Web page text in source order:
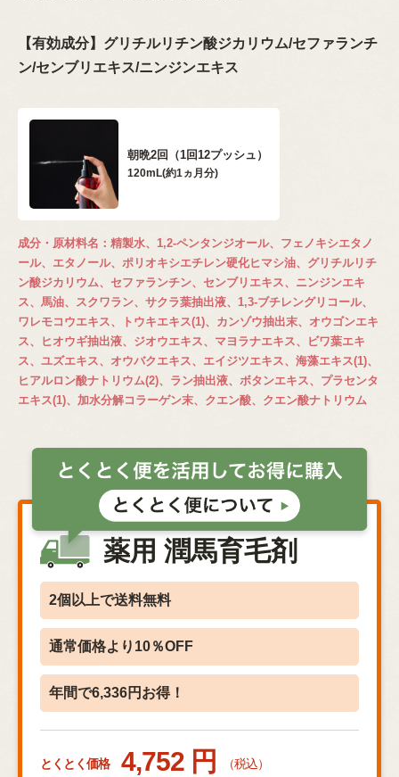
【有効成分】グリチルリチン酸ジカリウム/セファランチ
ン/センブリエキス/ニンジンエキス
朝晩2回（1回12プッシュ）
120mL(約1ヵ月分)
成分・原材料名：精製水、1,2-ペンタンジオール、フェノキシエタノ
ール、エタノール、ポリオキシエチレン硬化ヒマシ油、グリチルリチ
ン酸ジカリウム、セファランチン、センブリエキス、ニンジンエキ
ス、馬油、スクワラン、サクラ葉抽出液、1,3-ブチレングリコール、
ワレモコウエキス、トウキエキス(1)、カンゾウ抽出末、オウゴンエキ
ス、ヒオウギ抽出液、ジオウエキス、マヨラナエキス、ビワ葉エキ
ス、ユズエキス、オウバクエキス、エイジツエキス、海藻エキス(1)、
ヒアルロン酸ナトリウム(2)、ラン抽出液、ボタンエキス、プラセンタ
エキス(1)、加水分解コラーゲン末、クエン酸、クエン酸ナトリウム
薬用 潤馬育毛剤
2個以上で送料無料
通常価格より10％OFF
年間で6,336円お得！
とくとく価格 4,752 円 （税込）